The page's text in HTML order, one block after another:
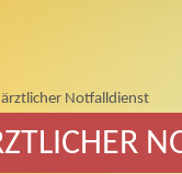
Notfalldienst